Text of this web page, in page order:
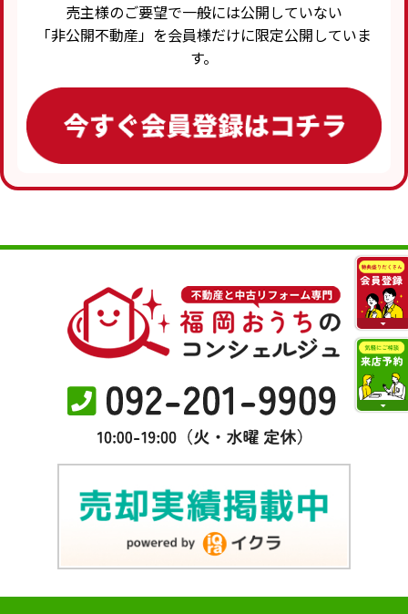
売主様のご要望で一般には公開していない
「非公開不動産」を会員様だけに限定公開していま
す。